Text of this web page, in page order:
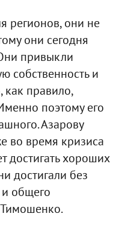
регионов, они не
они сегодня
привыкли
собственность и
как правило,
поэтому его
Азарову
во время кризиса
достигать хороших
достигали без
и общего
Тимошенко.